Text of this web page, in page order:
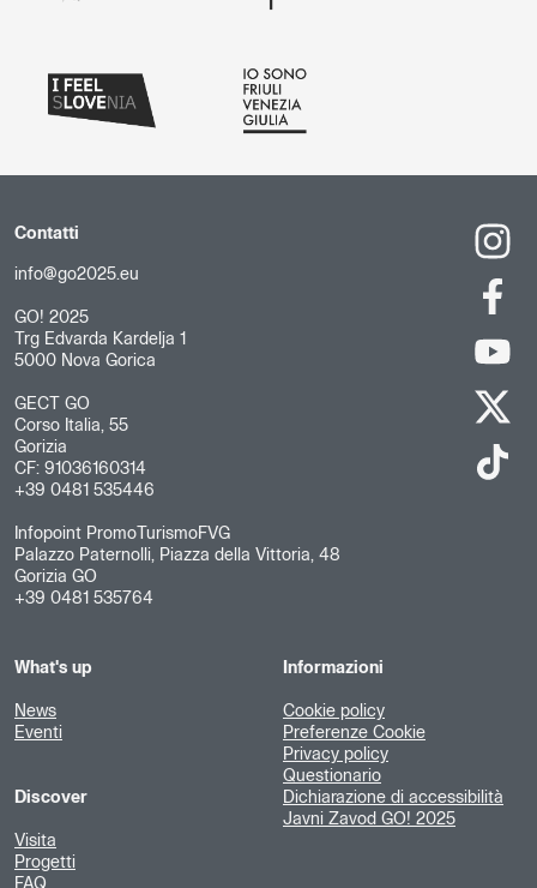
Contatti
info@go2025.eu
GO! 2025
Trg Edvarda Kardelja 1
5000 Nova Gorica
GECT GO
Corso Italia, 55
Gorizia
CF: 91036160314
+39 0481 535446
Infopoint PromoTurismoFVG
Palazzo Paternolli, Piazza della Vittoria, 48
Gorizia GO
+39 0481 535764
What's up
News
Eventi
Discover
Visita
Progetti
Informazioni
Cookie policy
Preferenze Cookie
Privacy policy
Questionario
Dichiarazione di accessibilità
Javni Zavod GO! 2025